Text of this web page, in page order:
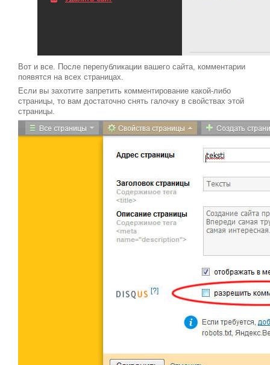
Вот и все. После перепубликации вашего сайта, комментарии
появятся на всех страницах.
Если вы захотите запретить комментирование какой-либо
страницы, то вам достаточно снять галочку в свойствах этой
страницы.